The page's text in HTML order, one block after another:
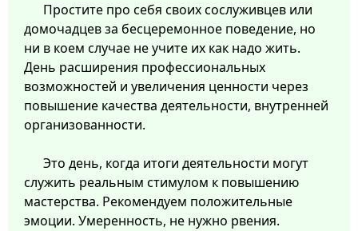
Простите про себя своих сослуживцев или
домочадцев за бесцеремонное поведение, но
ни в коем случае не учите их как надо жить.
День расширения профессиональных
возможностей и увеличения ценности через
повышение качества деятельности, внутренней
организованности.
Это день, когда итоги деятельности могут
служить реальным стимулом к повышению
мастерства. Рекомендуем положительные
эмоции. Умеренность, не нужно рвения.